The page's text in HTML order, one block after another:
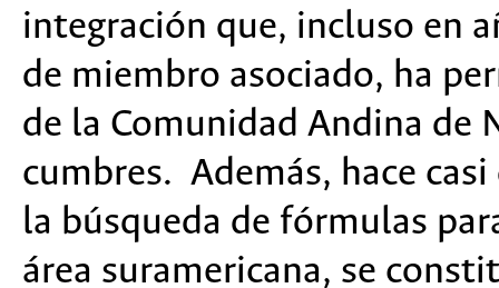
integración que, incluso en
de miembro asociado, ha
de la Comunidad Andina de
cumbres. Además, hace
la búsqueda de fórmulas
área suramericana, se